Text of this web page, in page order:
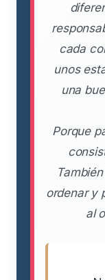
cada
unos
una
Porque
ordenar y
al